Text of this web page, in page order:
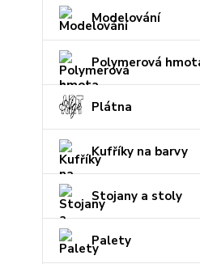
Modelování
Polymerová
Plátna
Kufříky na barvy
Stojany a stoly
Palety